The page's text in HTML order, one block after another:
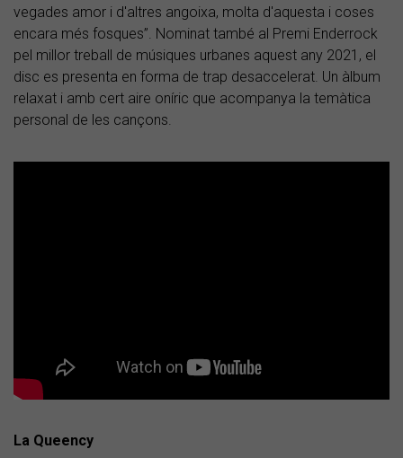
vegades amor i d'altres angoixa, molta d'aquesta i coses
encara més fosques”. Nominat també al Premi Enderrock
pel millor treball de músiques urbanes aquest any 2021, el
disc es presenta en forma de trap desaccelerat. Un àlbum
relaxat i amb cert aire oníric que acompanya la temàtica
personal de les cançons.
La Queency